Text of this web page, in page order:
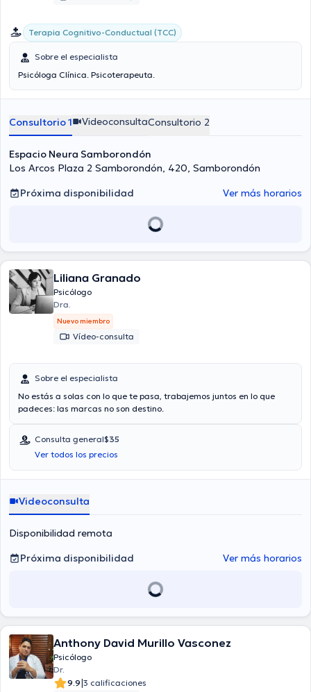
Terapia Cognitivo-Conductual (TCC)
Sobre el especialista
Psicóloga Clínica. Psicoterapeuta.
Consultorio 1 VideoconsultaConsultorio 2
Espacio Neura Samborondón
Los Arcos Plaza 2 Samborondón, 420, Samborondón
Próxima disponibilidad
Ver más horarios
Liliana Granado
Psicólogo
Dra.
Nuevo miembro
Vídeo-consulta
Sobre el especialista
No estás a solas con lo que te pasa, trabajemos juntos en lo que
padeces: las marcas no son destino.
Consulta general$35
Ver todos los precios
Videoconsulta
Disponibilidad remota
Próxima disponibilidad
Ver más horarios
Anthony David Murillo Vasconez
Psicólogo
Dr.
9.9|3 calificaciones